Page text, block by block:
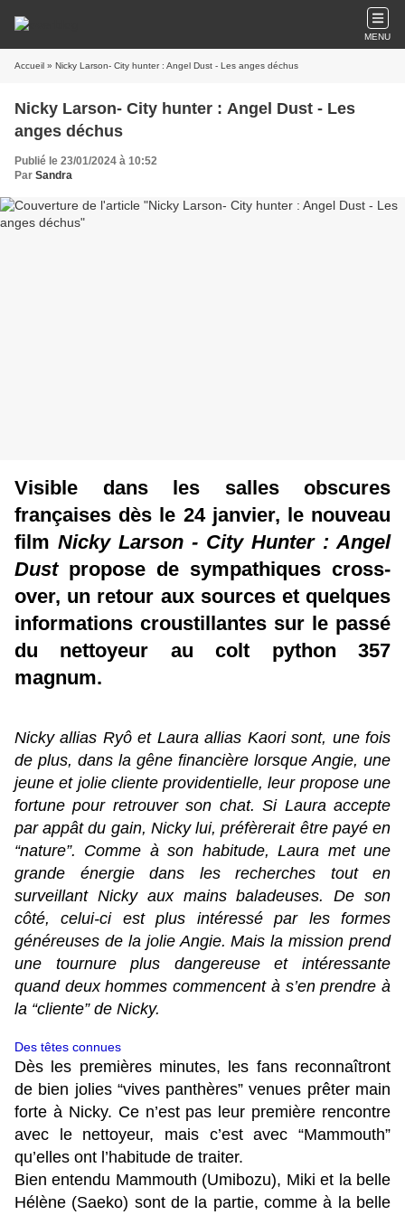
MENU
Accueil » Nicky Larson- City hunter : Angel Dust - Les anges déchus
Nicky Larson- City hunter : Angel Dust - Les
anges déchus
Publié le 23/01/2024 à 10:52
Par Sandra
Visible dans les salles obscures
françaises dès le 24 janvier, le nouveau
film Nicky Larson - City Hunter : Angel
Dustpropose de sympathiques cross-
over, un retour aux sources et quelques
informations croustillantes sur le passé
du nettoyeur au colt python 357
magnum.
Nicky allias Ryô et Laura allias Kaori sont, une fois
de plus, dans la gêne financière lorsque Angie, une
jeune et jolie cliente providentielle, leur propose une
fortune pour retrouver son chat. Si Laura accepte
par appât du gain, Nicky lui, préfèrerait être payé en
“nature”. Comme à son habitude, Laura met une
grande énergie dans les recherches tout en
surveillant Nicky aux mains baladeuses. De son
côté, celui-ci est plus intéressé par les formes
généreuses de la jolie Angie. Mais la mission prend
une tournure plus dangereuse et intéressante
quand deux hommes commencent à s’en prendre à
la “cliente” de Nicky.
Des têtes connues
Dès les premières minutes, les fans reconnaîtront
de bien jolies “vives panthères” venues prêter main
forte à Nicky. Ce n’est pas leur première rencontre
avec le nettoyeur, mais c’est avec “Mammouth”
qu’elles ont l’habitude de traiter.
Bien entendu Mammouth (Umibozu), Miki et la belle
Hélène (Saeko) sont de la partie, comme à la belle